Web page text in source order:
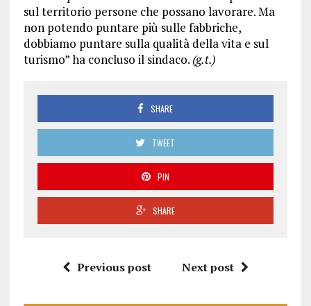
sul territorio persone che possano lavorare. Ma
non potendo puntare più sulle fabbriche,
dobbiamo puntare sulla qualità della vita e sul
turismo” ha concluso il sindaco. (g.t.)
SHARE
TWEET
PIN
SHARE
Previous post Next post